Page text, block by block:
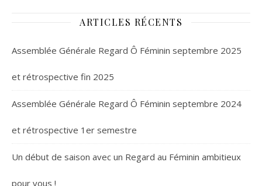
ARTICLES RÉCENTS
Assemblée Générale Regard Ô Féminin septembre 2025
et rétrospective fin 2025
Assemblée Générale Regard Ô Féminin septembre 2024
et rétrospective 1er semestre
Un début de saison avec un Regard au Féminin ambitieux
pour vous !